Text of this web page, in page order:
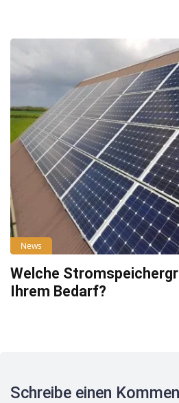
News
Welche
Ihrem Bedarf?
Schreibe einen